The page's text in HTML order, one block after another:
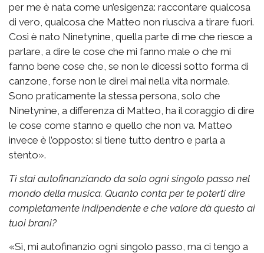
per me è nata come un’esigenza: raccontare qualcosa
di vero, qualcosa che Matteo non riusciva a tirare fuori.
Così è nato Ninetynine, quella parte di me che riesce a
parlare, a dire le cose che mi fanno male o che mi
fanno bene cose che, se non le dicessi sotto forma di
canzone, forse non le direi mai nella vita normale.
Sono praticamente la stessa persona, solo che
Ninetynine, a differenza di Matteo, ha il coraggio di dire
le cose come stanno e quello che non va. Matteo
invece è l’opposto: si tiene tutto dentro e parla a
stento».
Ti stai autofinanziando da solo ogni singolo passo nel
mondo della musica. Quanto conta per te poterti dire
completamente indipendente e che valore dà questo ai
tuoi brani?
«Sì, mi autofinanzio ogni singolo passo, ma ci tengo a